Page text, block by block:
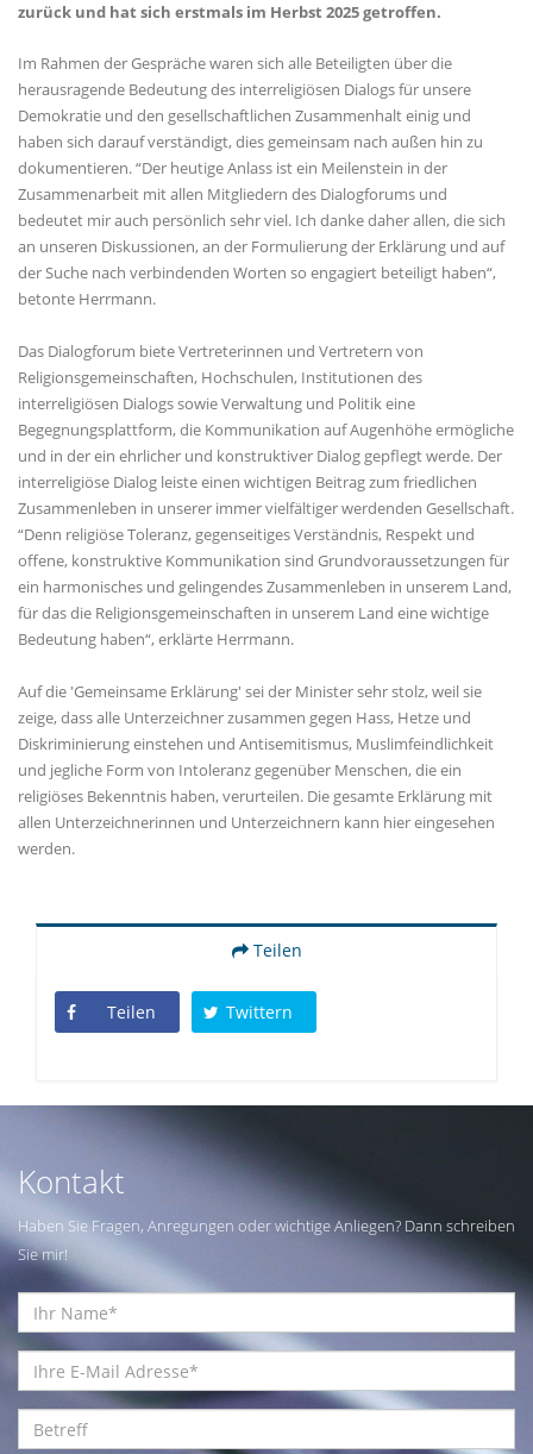
zurück und hat sich erstmals im Herbst 2025 getroffen.
Im Rahmen der Gespräche waren sich alle Beteiligten über die
herausragende Bedeutung des interreligiösen Dialogs für unsere
Demokratie und den gesellschaftlichen Zusammenhalt einig und
haben sich darauf verständigt, dies gemeinsam nach außen hin zu
dokumentieren. “Der heutige Anlass ist ein Meilenstein in der
Zusammenarbeit mit allen Mitgliedern des Dialogforums und
bedeutet mir auch persönlich sehr viel. Ich danke daher allen, die sich
an unseren Diskussionen, an der Formulierung der Erklärung und auf
der Suche nach verbindenden Worten so engagiert beteiligt haben“,
betonte Herrmann.
Das Dialogforum biete Vertreterinnen und Vertretern von
Religionsgemeinschaften, Hochschulen, Institutionen des
interreligiösen Dialogs sowie Verwaltung und Politik eine
Begegnungsplattform, die Kommunikation auf Augenhöhe ermögliche
und in der ein ehrlicher und konstruktiver Dialog gepflegt werde. Der
interreligiöse Dialog leiste einen wichtigen Beitrag zum friedlichen
Zusammenleben in unserer immer vielfältiger werdenden Gesellschaft.
“Denn religiöse Toleranz, gegenseitiges Verständnis, Respekt und
offene, konstruktive Kommunikation sind Grundvoraussetzungen für
ein harmonisches und gelingendes Zusammenleben in unserem Land,
für das die Religionsgemeinschaften in unserem Land eine wichtige
Bedeutung haben“, erklärte Herrmann.
Auf die 'Gemeinsame Erklärung' sei der Minister sehr stolz, weil sie
zeige, dass alle Unterzeichner zusammen gegen Hass, Hetze und
Diskriminierung einstehen und Antisemitismus, Muslimfeindlichkeit
und jegliche Form von Intoleranz gegenüber Menschen, die ein
religiöses Bekenntnis haben, verurteilen. Die gesamte Erklärung mit
allen Unterzeichnerinnen und Unterzeichnern kann hier eingesehen
werden.
Teilen
Teilen Twittern
Kontakt
Haben Sie Fragen, Anregungen oder wichtige Anliegen? Dann schreiben
Sie mir!